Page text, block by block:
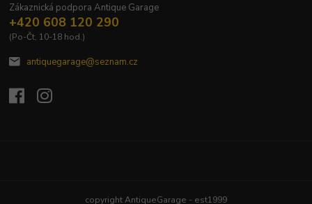
Zákaznická podpora Antique Garage
+420 608 120 290
(Po-Čt, 10-18 hod.)
antiquegarage@seznam.cz
copyright AntiqueGarage - est1999